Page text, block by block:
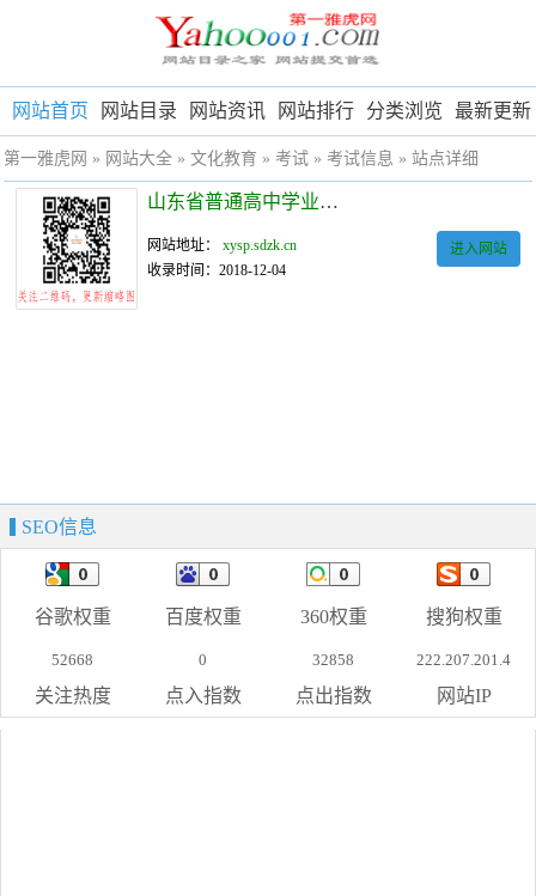
网站首页 网站目录 网站资讯 网站排行 分类浏览 最新更新
第一雅虎网 » 网站大全 » 文化教育 » 考试 » 考试信息 » 站点详细
山东省普通高中学业水平考试网上报名系统V5.0
网站地址：xysp.sdzk.cn
收录时间：2018-12-04
进入网站
SEO信息
谷歌权重 百度权重 360权重 搜狗权重
52668
关注热度
0
点入指数
32858
点出指数
222.207.201.4
网站IP